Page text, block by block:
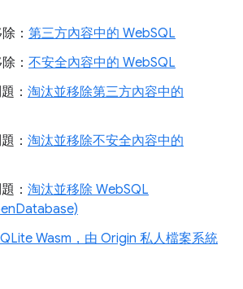
： 第三方內容中的 WebSQL
： 不安全內容中的 WebSQL
： 淘汰並移除第三方內容中的
： 淘汰並移除不安全內容中的
： 淘汰並移除 WebSQL
Wasm，由 Origin 私人檔案系統